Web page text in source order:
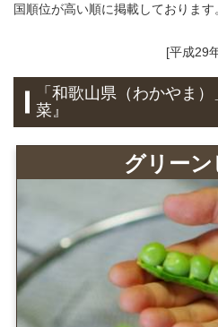
国順位が高い順に掲載しております
[平成29
「和歌山県（わかやま
菜』
グリーン